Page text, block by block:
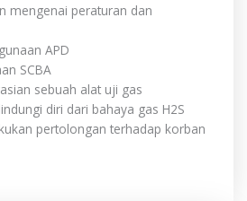
mengenai peraturan dan
APD
SCBA
sebuah alat uji gas
diri dari bahaya gas H2S
pertolongan terhadap korban